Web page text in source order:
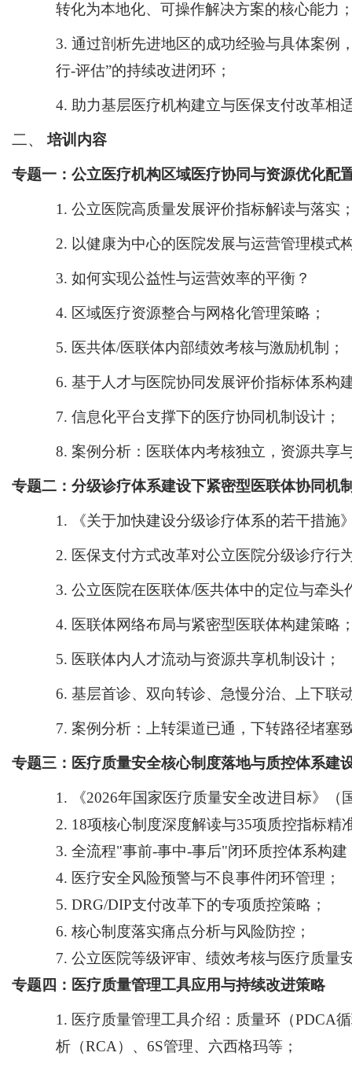
转化为本地化、可操作解决方案的核心能力
3. 通过剖析先进地区的成功经验与具体案例
行-评估”的持续改进闭环；
4. 助力基层医疗机构建立与医保支付改革相
二、培训内容
专题一 ： 公立医疗机构区域医疗协同与资源优化配
1. 公立医院高质量发展评价指标解读与落实
2. 以健康为中心的医院发展与运营管理模式
3. 如何实现公益性与运营效率的平衡 ？
4. 区域医疗资源整合与网格化管理策略；
5. 医共体/医联体内部绩效考核与激励机制 ；
6. 基于人才与医院协同发展评价指标体系构
7. 信息化平台支撑下的医疗协同机制 设计；
8. 案例分析：医联体内考核独立，资源共享
专题二 ： 分级诊疗体系建设下紧密型医联体协同机
1. 《关于加快建设分级诊疗体系的若干措施
2. 医保支付方式改革对公立医院分级诊疗行
3. 公立医院在医联体/医共体中的定位与牵头
4. 医联体网络布局与紧密型医联体构建策略
5. 医联体内人才流动与资源共享机制设计 ；
6. 基层首诊、双向转诊、急慢分治、上下联
7. 案例分析：上转渠道已通，下转路径堵塞
专题三：医疗质量安全核心制度落地与质控体系建
1. 《2026年国家医疗质量安全改进目标》（
2. 18项核心制度深度解读与35项质控指标精
3. 全流程"事前-事中-事后"闭环质控体系构建
4. 医疗安全风险预警与不良事件闭环管理 ；
5. DRG/DIP支付改革下的专项质控策略；
6. 核心制度落实痛点分析与风险防控 ；
7. 公立医院等级评审、绩效考核与医疗质量
专题四：医疗质量管理工具应用与持续改进策略
1. 医疗质量管理工具介绍：质量环（PDCA
析（RCA）、6S管理、六西格玛等；